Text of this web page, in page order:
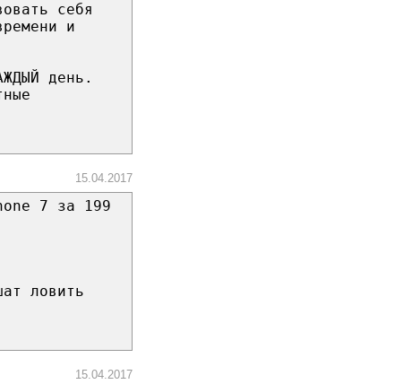
себя
и
день.
15.04.2017
7 за 199
ловить
15.04.2017